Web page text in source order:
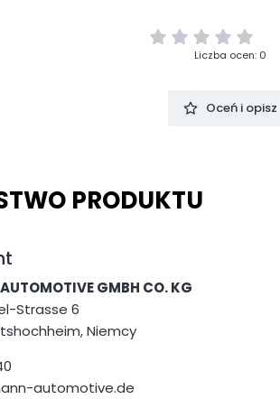
Liczba ocen: 0
Oceń i opisz
PRODUKTU
GMBH CO. KG
Strasse 6
Niemcy
automotive.de